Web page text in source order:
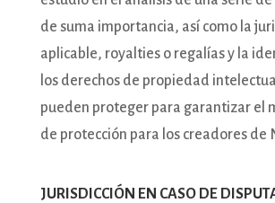
de suma importancia, así como la
aplicable, royalties o regalías y la
los derechos de propiedad
pueden proteger para garantizar el
de protección para los creadores de
JURISDICCIÓN EN CASO DE